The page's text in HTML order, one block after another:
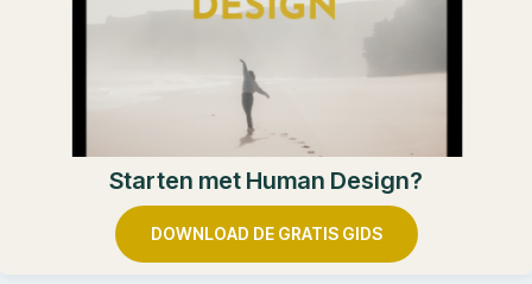
Starten met Human Design?
DOWNLOAD DE GRATIS GIDS